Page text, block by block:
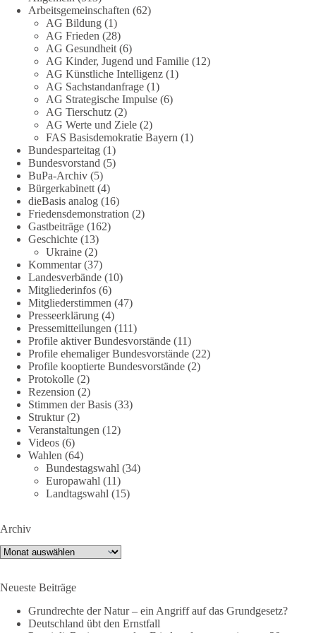
zum Rechtsstaat und zur Demokratie aufwerfen. [...]
👉 Hier weiterlesen: https://diebasis-
partei.de/2026/07/grundrechte-der-natur-ein-angriff-auf-das-
grundgesetz/
🟩🟩🟦🟦🟥🟥🟧🟧
Es ging weniger um fertige Antworten als um eine Debatte
darüber, wie Freiheit, Verantwortung, Naturschutz und
Grundrechte in einer demokratischen Gesellschaft künftig
miteinander in Einklang gebracht werden können.
#dieBasis #natur #grundrechte
7 8
DieBasis
1 Tag zuvor
Jetzt dieBasis Sachsen-Anhalt unterstützen!
Die Landtagswahl 2026 in Sachsen-Anhalt findet am 6.
September statt. Die Inhalte stehen – jetzt müssen sie gesehen,
geteilt und diskutiert werden.
Folge unseren Kanälen:
Facebook:
https://www.facebook.com/groups/diebasissachsenanhalt/
Instragram:
https://www.instagram.com/die_basis_sachsen_anhalt/
Tiktok: https://www.tiktok.com/@diebasis_sachsenanhalt
🟩🟩🟦🟦🟥🟥🟧🟧
Menschen mitbekommen, wofür wir stehen und warum es sich
lohnt, dieBasis zu wählen.
Mehr Infos:https://diebasis-st.de/wahlprogramm/
Arbeitsgemeinschaften (62)
AG Bildung (1)
AG Frieden (28)
AG Gesundheit (6)
AG Kinder, Jugend und Familie (12)
AG Künstliche Intelligenz (1)
AG Sachstandanfrage (1)
AG Strategische Impulse (6)
AG Tierschutz (2)
AG Werte und Ziele (2)
FAS Basisdemokratie Bayern (1)
Bundesparteitag (1)
Bundesvorstand (5)
BuPa-Archiv (5)
Bürgerkabinett (4)
dieBasis analog (16)
Friedensdemonstration (2)
Gastbeiträge (162)
Geschichte (13)
Ukraine (2)
Kommentar(37)
Landesverbände (10)
Mitgliederinfos (6)
Mitgliederstimmen (47)
Presseerklärung (4)
Pressemitteilungen (111)
Profile aktiver Bundesvorstände (11)
Profile ehemaliger Bundesvorstände (22)
Profile kooptierte Bundesvorstände (2)
Protokolle (2)
Rezension (2)
Stimmen der Basis (33)
Struktur(2)
Veranstaltungen (12)
Videos (6)
Wahlen (64)
Bundestagswahl (34)
Europawahl (11)
Landtagswahl (15)
Archiv
Archiv
Neueste Beiträge
Grundrechte der Natur – ein Angriff auf das Grundgesetz?
Deutschland übt den Ernstfall